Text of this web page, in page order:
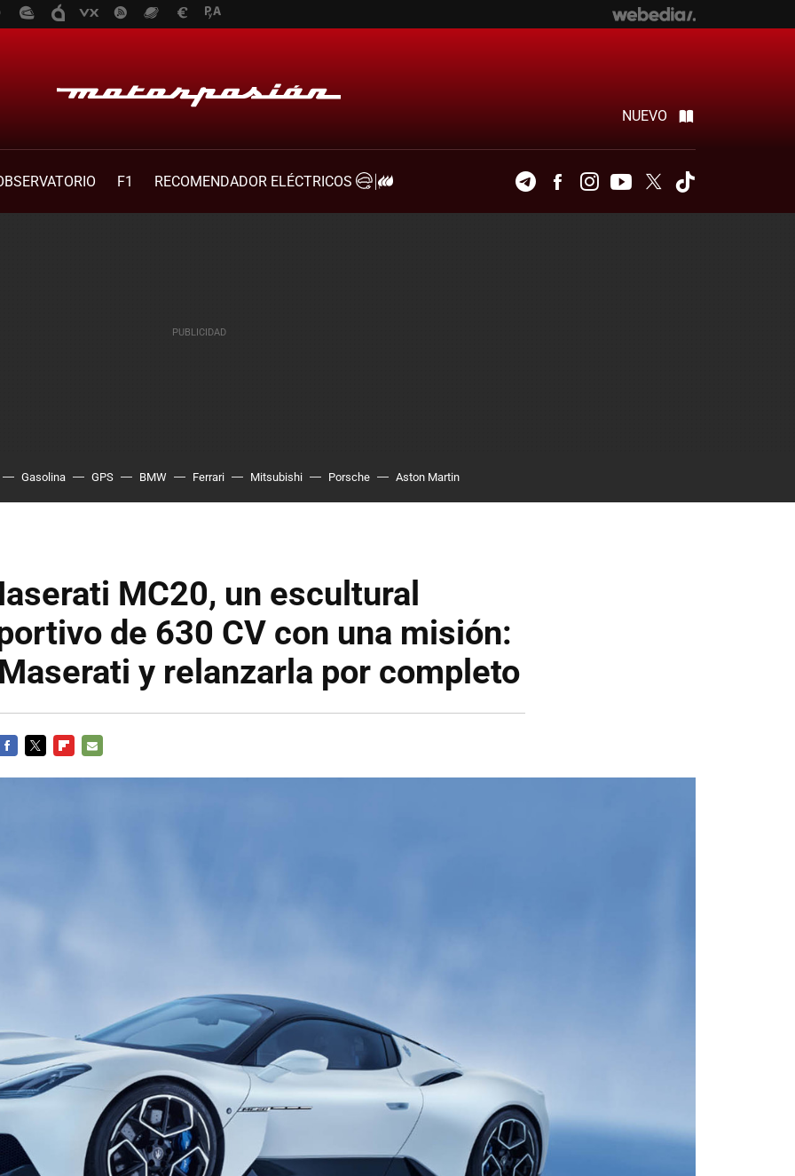
NUEVO
F1
RECOMENDADOR ELÉCTRICOS
TelegramFacebookInstagramYoutubeTwitter
Gasolina GPS BMW Ferrari Mitsubishi Porsche Aston Martin
MC20, un escultural
de 630 CV con una misión:
y relanzarla por completo